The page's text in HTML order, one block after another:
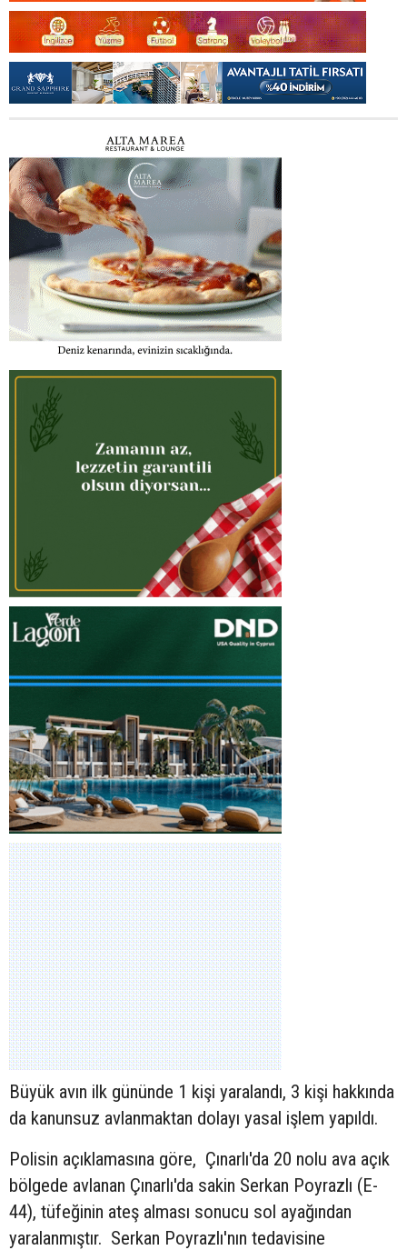
Büyük avın ilk gününde 1 kişi yaralandı, 3 kişi hakkında
da kanunsuz avlanmaktan dolayı yasal işlem yapıldı.
Polisin açıklamasına göre, Çınarlı'da 20 nolu ava açık
bölgede avlanan Çınarlı'da sakin Serkan Poyrazlı (E-
44), tüfeğinin ateş alması sonucu sol ayağından
yaralanmıştır. Serkan Poyrazlı'nın tedavisine